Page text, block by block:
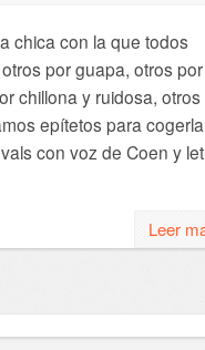
chica con la que todos
por guapa, otros por
chillona y ruidosa, otros
epítetos para cogerla
con voz de Coen y
Leer